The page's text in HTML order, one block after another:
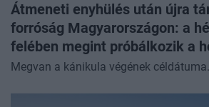
Átmeneti enyhülés után újra
forróság Magyarországon: a
felében megint próbálkozik a
Megvan a kánikula végének céldátuma.